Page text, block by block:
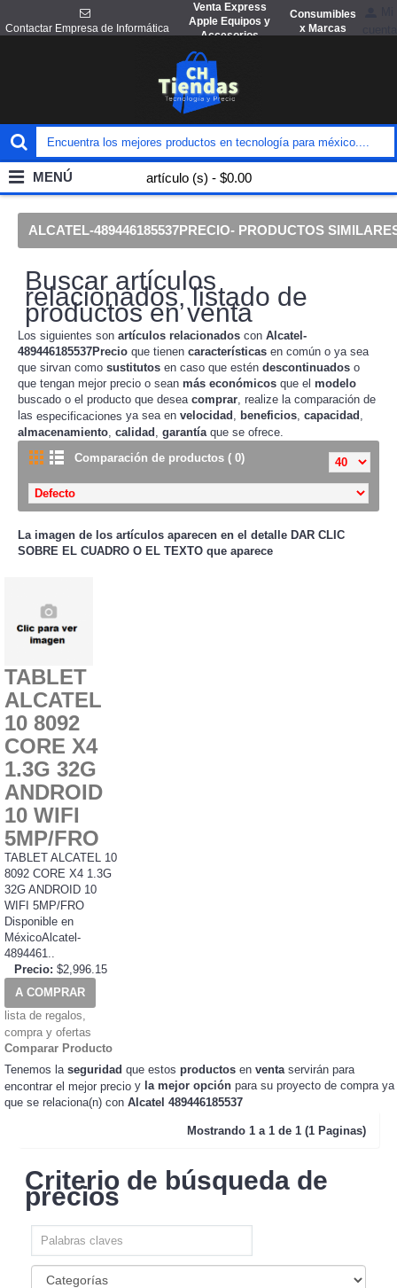
Contactar Empresa de Informática
Venta Express
Apple Equipos y
Accesorios
Consumibles
x Marcas
artículo (s) - $0.00
MENÚ
ALCATEL-489446185537PRECIO- PRODUCTOS
Buscar artículos
relacionados, listado de
productos en venta
Los siguientes son artículos relacionados con Alcatel-
489446185537Precio que tienen características en común o ya sea
que sirvan como sustitutos en caso que estén descontinuados o
que tengan mejor precio o sean más económicos que el modelo
buscado o el producto que desea comprar, realize la comparación de
las especificaciones ya sea en velocidad , beneficios, capacidad ,
almacenamiento calidad garantía que se ofrece.
Comparación de productos ( 0)
La imagen de los artículos aparecen en el detalle DAR CLIC
SOBRE EL CUADRO O EL TEXTO que aparece
TABLET
ALCATEL
10 8092
CORE X4
1.3G 32G
ANDROID
10 WIFI
5MP/FRO
TABLET ALCATEL 10
8092 CORE X4 1.3G
32G ANDROID 10
WIFI 5MP/FRO
Disponible en
MéxicoAlcatel-
4894461..
Precio:$2,996.15
A COMPRAR
lista de regalos,
compra y ofertas
Comparar Producto
Tenemos la seguridad que estos productos en ventaservirán para
encontrar el mejor precio y la mejor opción para su proyecto de compra ya
que se relaciona(n) con Alcatel 489446185537
Mostrando 1 a 1 de 1 (1 Paginas)
Criterio de búsqueda de
precios